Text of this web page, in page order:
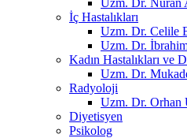
İç Hastalıkları
Uzm. Dr. Celile
Uzm. Dr.
Kadın Hastalıkları ve
Uzm. Dr.
Radyoloji
Uzm. Dr. Orhan
Diyetisyen
Psikolog